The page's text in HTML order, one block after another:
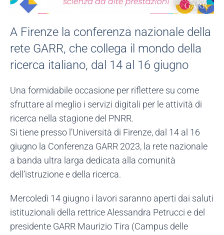
A Firenze la conferenza nazionale della
rete GARR, che collega il mondo della
ricerca italiano, dal 14 al 16 giugno
Una formidabile occasione per riflettere su come
sfruttare al meglio i servizi digitali per le attività di
ricerca nella stagione del PNRR.
Si tiene presso l’Università di Firenze, dal 14 al 16
giugno la Conferenza GARR 2023, la rete nazionale
a banda ultra larga dedicata alla comunità
dell’istruzione e della ricerca.
Mercoledì 14 giugno i lavori saranno aperti dai saluti
istituzionali della rettrice Alessandra Petrucci e del
presidente GARR Maurizio Tira (Campus delle